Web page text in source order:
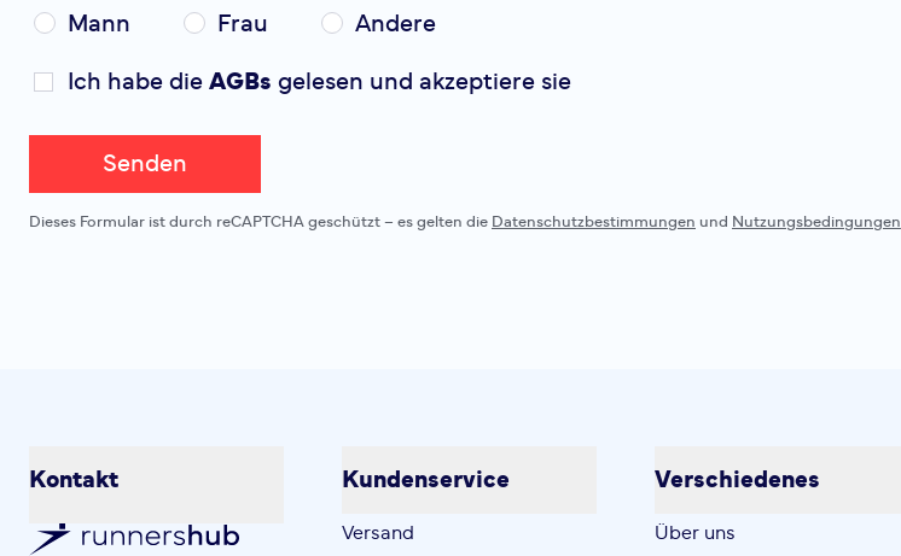
Mann Frau Andere
Ich habe die AGBs gelesen und akzeptiere sie
Senden
Dieses Formular ist durch reCAPTCHA geschützt – es gelten die Datenschutzbestimmungen und Nutzungsbedingungen
Kontakt Kundenservice
Versand
Verschiedenes
Über uns